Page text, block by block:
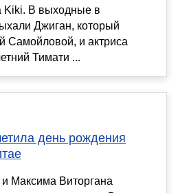
Kiki. В выходные в
Джиган, который
Самойловой, и актриса
Тимати ...
день рождения
Максима Виторгана